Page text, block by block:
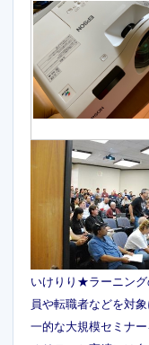
いけりり★ラーニング
員や転職者などを対
一的な大規模セミナ